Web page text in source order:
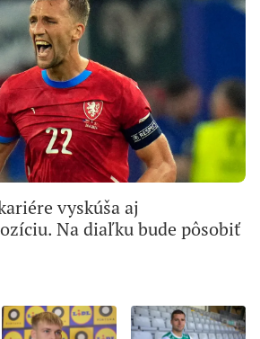
vyskúša aj
Na diaľku bude pôsobiť